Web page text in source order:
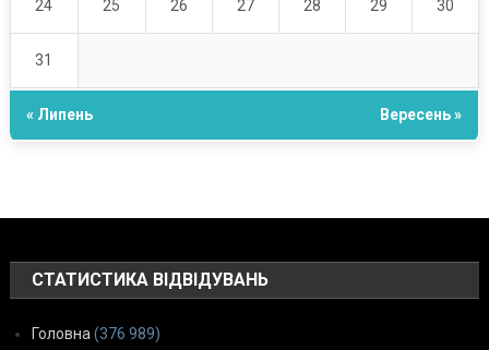
24 25 26 27 28 29 30
31
« Липень Вересень »
СТАТИСТИКА ВІДВІДУВАНЬ
Головна (376 989)